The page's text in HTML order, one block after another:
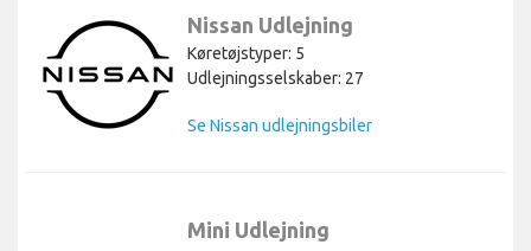
Nissan Udlejning
Køretøjstyper: 5
Udlejningsselskaber: 27
Se Nissan udlejningsbiler
Mini Udlejning